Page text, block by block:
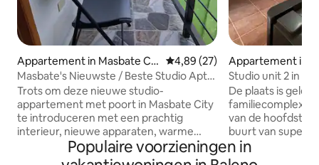
Appartement in Masbate Cit
y
Gemiddelde beoordeling van
4,89 (27)
Masbate's Nieuwste / Beste Studio Apt.
#1 w - Balkon
Trots om deze nieuwe studio-
appartement met poort in Masbate City
te introduceren met een prachtig
interieur, nieuwe apparaten, warme
douche, airconditioning, geweldig
internet, douches met warm water en
Appartement in
Studio unit 2 in
De plaats is
familiecomplex,
van de hoofdstraat
buurt van
bekende
banken en St.
Populaire voorzieningen in